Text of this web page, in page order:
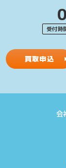
受付時
買取申込
会